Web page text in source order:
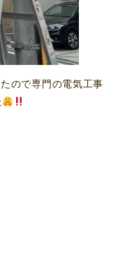
ので専門の電気工事